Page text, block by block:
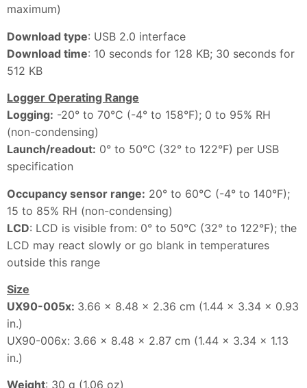
maximum)
Download type: USB 2.0 interface
Download time: 10 seconds for 128 KB; 30 seconds for
512 KB
Logger Operating Range
Logging: -20° to 70°C (-4° to 158°F); 0 to 95% RH
(non-condensing)
Launch/readout: 0° to 50°C (32° to 122°F) per USB
specification
Occupancy sensor range: 20° to 60°C (-4° to 140°F);
15 to 85% RH (non-condensing)
LCD: LCD is visible from: 0° to 50°C (32° to 122°F); the
LCD may react slowly or go blank in temperatures
outside this range
Size
UX90-005x: 3.66 x 8.48 x 2.36 cm (1.44 x 3.34 x 0.93
in.)
UX90-006x: 3.66 x 8.48 x 2.87 cm (1.44 x 3.34 x 1.13
in.)
Weight: 30 g (1.06 oz)